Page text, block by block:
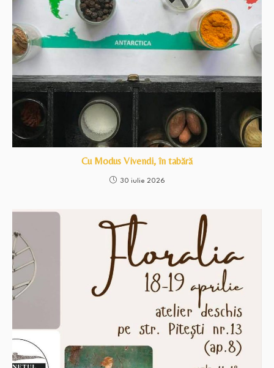
Cu Modus Vivendi, în tabără
30 iulie 2026